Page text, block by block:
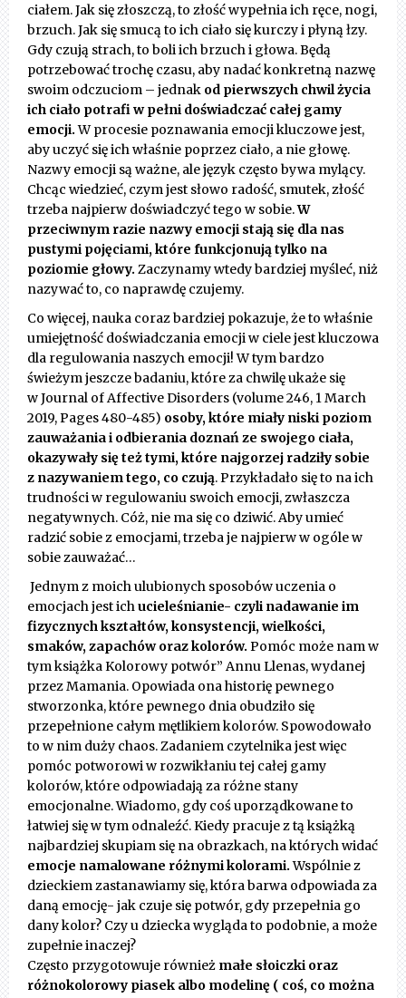
ciałem. Jak się złoszczą, to złość wypełnia ich ręce, nogi,
brzuch. Jak się smucą to ich ciało się kurczy i płyną łzy.
Gdy czują strach, to boli ich brzuch i głowa. Będą
potrzebować trochę czasu, aby nadać konkretną nazwę
swoim odczuciom – jednak od pierwszych chwil życia
ich ciało potrafi w pełni doświadczać całej gamy
emocji.W procesie poznawania emocji kluczowe jest,
aby uczyć się ich właśnie poprzez ciało, a nie głowę.
Nazwy emocji są ważne, ale język często bywa mylący.
Chcąc wiedzieć, czym jest słowo radość, smutek, złość
trzeba najpierw doświadczyć tego w sobie.W
przeciwnym razie nazwy emocji stają się dla nas
pustymi pojęciami, które funkcjonują tylko na
poziomie głowy. Zaczynamy wtedy bardziej myśleć, niż
nazywać to, co naprawdę czujemy.
Co więcej, nauka coraz bardziej pokazuje, że to właśnie
umiejętność doświadczania emocji w ciele jest kluczowa
dla regulowania naszych emocji! W tym bardzo
świeżym jeszcze badaniu, które za chwilę ukaże się
w Journal of Affective Disorders (volume 246, 1 March
2019, Pages 480-485) osoby, które miały niski poziom
zauważania i odbierania doznań ze swojego ciała,
okazywały się też tymi, które najgorzej radziły sobie
z nazywaniem tego, co czują. Przykładało się to na ich
trudności w regulowaniu swoich emocji, zwłaszcza
negatywnych. Cóż, nie ma się co dziwić. Aby umieć
radzić sobie z emocjami, trzeba je najpierw w ogóle w
sobie zauważać…
Jednym z moich ulubionych sposobów uczenia o
emocjach jest ichucieleśnianie- czyli nadawanie im
fizycznych kształtów, konsystencji, wielkości,
smaków, zapachów oraz kolorów. Pomóc może nam w
tym książka Kolorowy potwór” Annu Llenas, wydanej
przez Mamania. Opowiada ona historię pewnego
stworzonka, które pewnego dnia obudziło się
przepełnione całym mętlikiem kolorów. Spowodowało
to w nim duży chaos. Zadaniem czytelnika jest więc
pomóc potworowi w rozwikłaniu tej całej gamy
kolorów, które odpowiadają za różne stany
emocjonalne. Wiadomo, gdy coś uporządkowane to
łatwiej się w tym odnaleźć. Kiedy pracuje z tą książką
najbardziej skupiam się na obrazkach, na których widać
emocje namalowane różnymi kolorami.Wspólnie z
dzieckiem zastanawiamy się, która barwa odpowiada za
daną emocję- jak czuje się potwór, gdy przepełnia go
dany kolor? Czy u dziecka wygląda to podobnie, a może
zupełnie inaczej?
Często przygotowuje również małe słoiczki oraz
różnokolorowy piasek albo modelinę ( coś, co można